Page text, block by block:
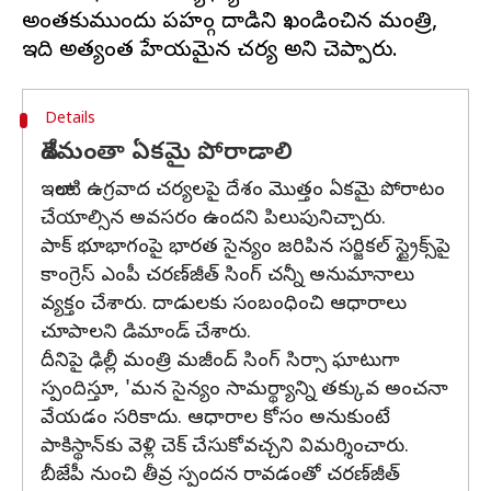
అంతకుముందు పహల్గాం దాడిని ఖండించిన మంత్రి,
Details
దేశమంతా ఏకమై పోరాడాలి
ఇలాంటి ఉగ్రవాద చర్యలపై దేశం మొత్తం ఏకమై పోరాటం
చేయాల్సిన అవసరం ఉందని పిలుపునిచ్చారు.
పాక్ భూభాగంపై భారత సైన్యం జరిపిన సర్జికల్ స్ట్రైక్స్‌పై
కాంగ్రెస్ ఎంపీ చరణ్‌జీత్ సింగ్ చన్నీ అనుమానాలు
వ్యక్తం చేశారు. దాడులకు సంబంధించి ఆధారాలు
చూపాలని డిమాండ్‌ చేశారు.
దీనిపై ఢిల్లీ మంత్రి మజీంద్ సింగ్ సిర్సా ఘాటుగా
స్పందిస్తూ, 'మన సైన్యం సామర్థ్యాన్ని తక్కువ అంచనా
వేయడం సరికాదు. ఆధారాల కోసం అనుకుంటే
పాకిస్థాన్‌కు వెళ్లి చెక్ చేసుకోవచ్చని విమర్శించారు.
బీజేపీ నుంచి తీవ్ర స్పందన రావడంతో చరణ్‌జీత్